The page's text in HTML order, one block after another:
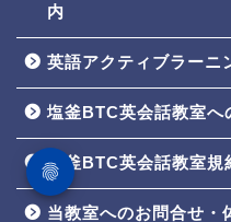
内
英語アクティブラーニ
塩釜BTC英会話教室へ
塩釜BTC英会話教室規
当教室へのお問合せ・